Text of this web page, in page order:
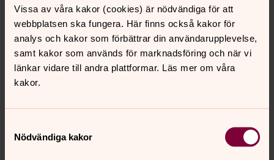
Vissa av våra kakor (cookies) är nödvändiga för att
webbplatsen ska fungera. Här finns också kakor för
analys och kakor som förbättrar din användarupplevelse,
samt kakor som används för marknadsföring och när vi
länkar vidare till andra plattformar. Läs mer om våra
kakor.
Nödvändiga kakor
Senast ändrad 27 april 2026
Synpunkter eller frågor på sidans
Dela